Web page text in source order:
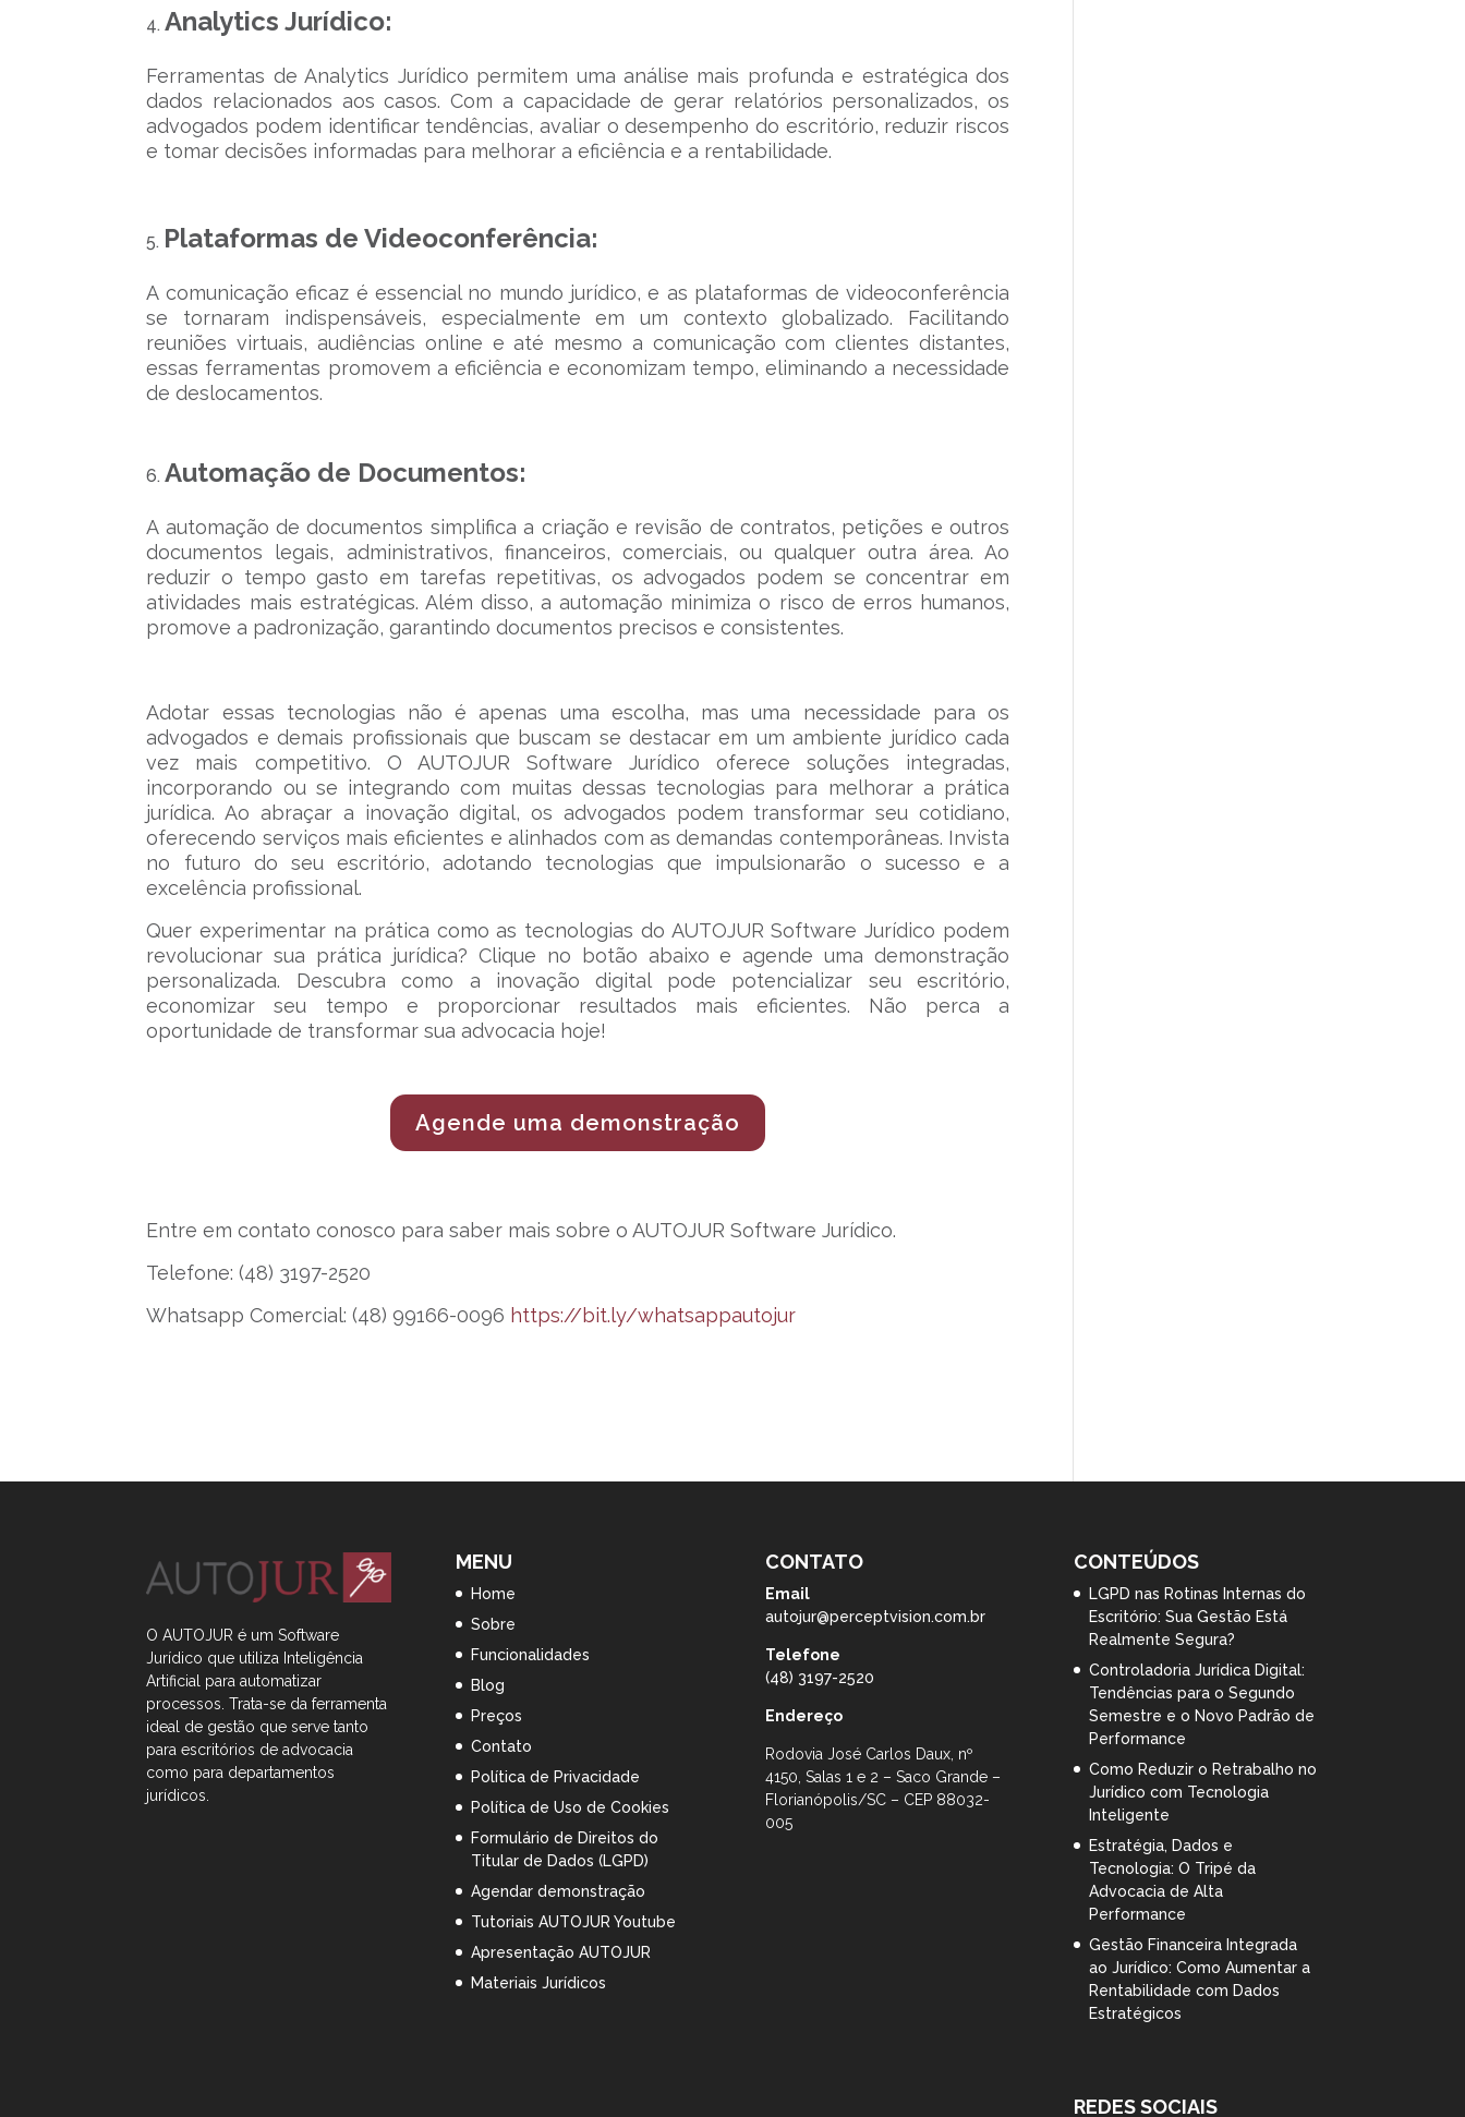
Analytics Jurídico:
Ferramentas de Analytics Jurídico permitem uma análise mais profunda e estratégica dos
dados relacionados aos casos. Com a capacidade de gerar relatórios personalizados, os
advogados podem identificar tendências, avaliar o desempenho do escritório, reduzir riscos
e tomar decisões informadas para melhorar a eficiência e a rentabilidade.
Plataformas de Videoconferência:
A comunicação eficaz é essencial no mundo jurídico, e as plataformas de videoconferência
se tornaram indispensáveis, especialmente em um contexto globalizado. Facilitando
reuniões virtuais, audiências online e até mesmo a comunicação com clientes distantes,
essas ferramentas promovem a eficiência e economizam tempo, eliminando a necessidade
de deslocamentos.
Automação de Documentos:
A automação de documentos simplifica a criação e revisão de contratos, petições e outros
documentos legais, administrativos, financeiros, comerciais, ou qualquer outra área. Ao
reduzir o tempo gasto em tarefas repetitivas, os advogados podem se concentrar em
atividades mais estratégicas. Além disso, a automação minimiza o risco de erros humanos,
promove a padronização, garantindo documentos precisos e consistentes.
Adotar essas tecnologias não é apenas uma escolha, mas uma necessidade para os
advogados e demais profissionais que buscam se destacar em um ambiente jurídico cada
vez mais competitivo. O AUTOJUR Software Jurídico oferece soluções integradas,
incorporando ou se integrando com muitas dessas tecnologias para melhorar a prática
jurídica. Ao abraçar a inovação digital, os advogados podem transformar seu cotidiano,
oferecendo serviços mais eficientes e alinhados com as demandas contemporâneas. Invista
no futuro do seu escritório, adotando tecnologias que impulsionarão o sucesso e a
excelência profissional.
Quer experimentar na prática como as tecnologias do AUTOJUR Software Jurídico podem
revolucionar sua prática jurídica? Clique no botão abaixo e agende uma demonstração
personalizada. Descubra como a inovação digital pode potencializar seu escritório,
economizar seu tempo e proporcionar resultados mais eficientes. Não perca a
oportunidade de transformar sua advocacia hoje!
Agende uma demonstração
Entre em contato conosco para saber mais sobre o AUTOJUR Software Jurídico.
Telefone: (48) 3197-2520
Whatsapp Comercial: (48) 99166-0096 https://bit.ly/whatsappautojur
O AUTOJUR é um Software
Jurídico que utiliza Inteligência
Artificial para automatizar
processos. Trata-se da ferramenta
ideal de gestão que serve tanto
para escritórios de advocacia
como para departamentos
jurídicos.
MENU
Home
Sobre
Funcionalidades
Blog
Preços
Contato
Política de Privacidade
Política de Uso de Cookies
Formulário de Direitos do
Titular de Dados (LGPD)
Agendar demonstração
Tutoriais AUTOJUR Youtube
Apresentação AUTOJUR
Materiais Jurídicos
CONTATO
Email
autojur@perceptvision.com.br
Telefone
(48) 3197-2520
Endereço
Rodovia José Carlos Daux, nº
4150, Salas 1 e 2 – Saco Grande –
Florianópolis/SC – CEP 88032-
005
CONTEÚDOS
LGPD nas Rotinas Internas do
Escritório: Sua Gestão Está
Realmente Segura?
Controladoria Jurídica Digital:
Tendências para o Segundo
Semestre e o Novo Padrão de
Performance
Como Reduzir o Retrabalho no
Jurídico com Tecnologia
Inteligente
Estratégia, Dados e
Tecnologia: O Tripé da
Advocacia de Alta
Performance
Gestão Financeira Integrada
ao Jurídico: Como Aumentar a
Rentabilidade com Dados
Estratégicos
REDES SOCIAIS